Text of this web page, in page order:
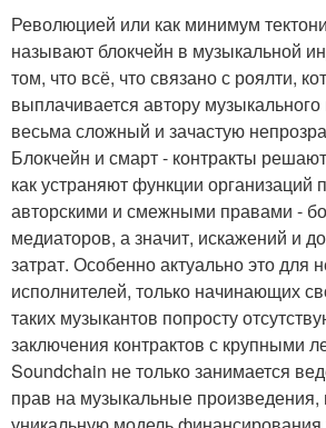
Революцией или как минимум
называют блокчейн в музыкальной
том, что всё, что связано с роялти,
выплачивается автору
весьма сложный и зачастую
Блокчейн и смарт - контракты
как устраняют функции организаций
авторскими и смежными правами -
медиаторов, а значит, искажений и
затрат. Особенно актуально это для
исполнителей, только начинающих
таких музыкантов попросту
заключения контрактов с крупными
Soundchain не только занимается
прав на музыкальные произведения,